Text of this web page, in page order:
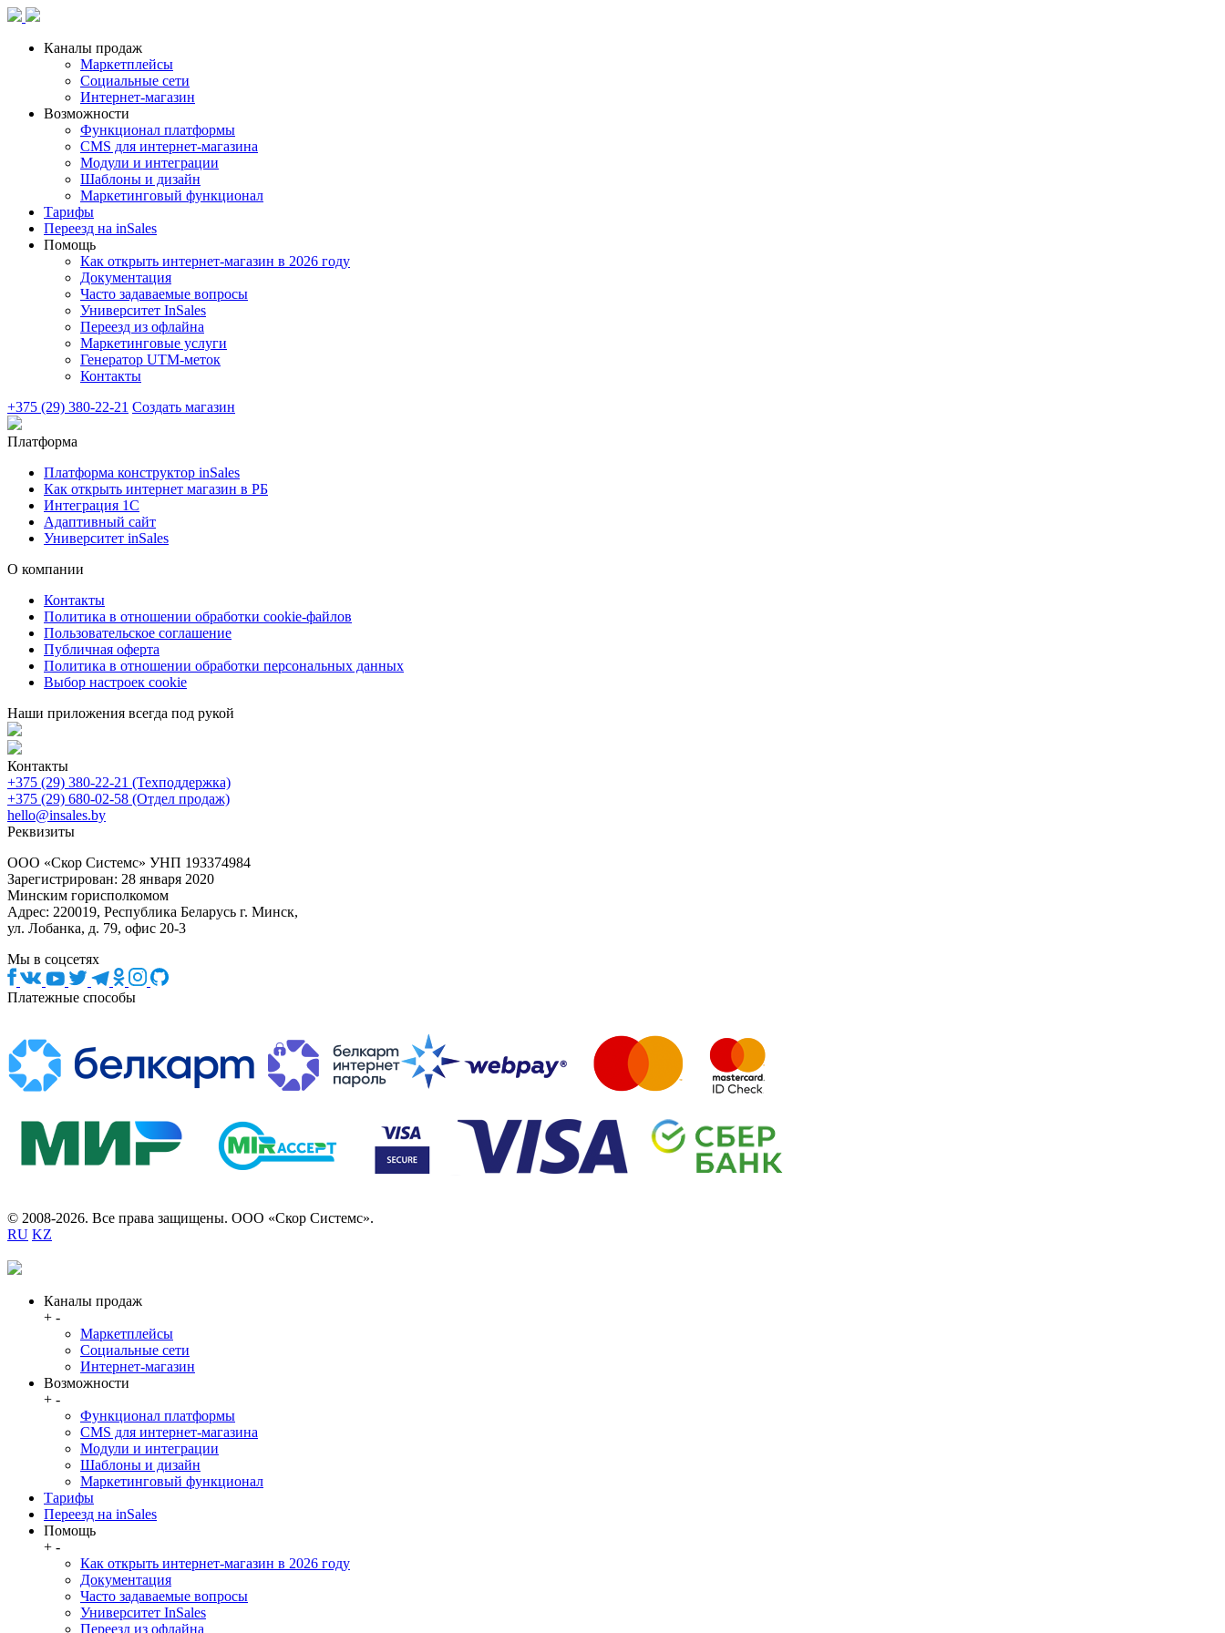
Каналы продаж
Маркетплейсы
Социальные сети
Интернет-магазин
Возможности
Функционал платформы
CMS для интернет-магазина
Модули и интеграции
Шаблоны и дизайн
Маркетинговый функционал
Тарифы
Переезд на inSales
Помощь
Как открыть интернет-магазин в 2026 году
Документация
Часто задаваемые вопросы
Университет InSales
Переезд из офлайна
Маркетинговые услуги
Генератор UTM-меток
Контакты
+375 (29) 380-22-21 Создать магазин
Платформа
Платформа конструктор inSales
Как открыть интернет магазин в РБ
Интеграция 1С
Адаптивный сайт
Университет inSales
О компании
Контакты
Политика в отношении обработки cookie-файлов
Пользовательское соглашение
Публичная оферта
Политика в отношении обработки персональных данных
Выбор настроек cookie
Наши приложения всегда под рукой
Контакты
+375 (29) 380-22-21 (Техподдержка)
+375 (29) 680-02-58 (Отдел продаж)
hello@insales.by
Реквизиты
ООО «Скор Системс» УНП 193374984
Зарегистрирован: 28 января 2020
Минским горисполкомом
Адрес: 220019, Республика Беларусь г. Минск,
ул. Лобанка, д. 79, офис 20-3
Мы в соцсетях
Платежные способы
© 2008-2026. Все права защищены. ООО «Скор Системс».
RU KZ
Каналы продаж
+ -
Маркетплейсы
Социальные сети
Интернет-магазин
Возможности
+ -
Функционал платформы
CMS для интернет-магазина
Модули и интеграции
Шаблоны и дизайн
Маркетинговый функционал
Тарифы
Переезд на inSales
Помощь
+ -
Как открыть интернет-магазин в 2026 году
Документация
Часто задаваемые вопросы
Университет InSales
Переезд из офлайна